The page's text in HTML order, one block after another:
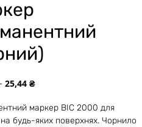
Обычная
25,44 ₴Спеццена
маркер BIC 2000 для
на будь-яких поверхнях. Чорнило